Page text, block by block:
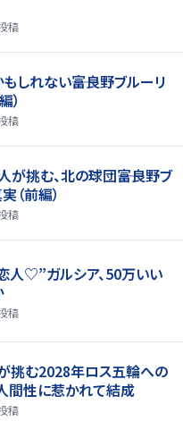
稿
しれない――富良野ブルーリ
）
稿
が挑む、北の球団――富良野ブ
（前編）
稿
人♡”ガルシア、50万いい
稿
挑む2028年ロス五輪への
間性に惹かれて結成
稿